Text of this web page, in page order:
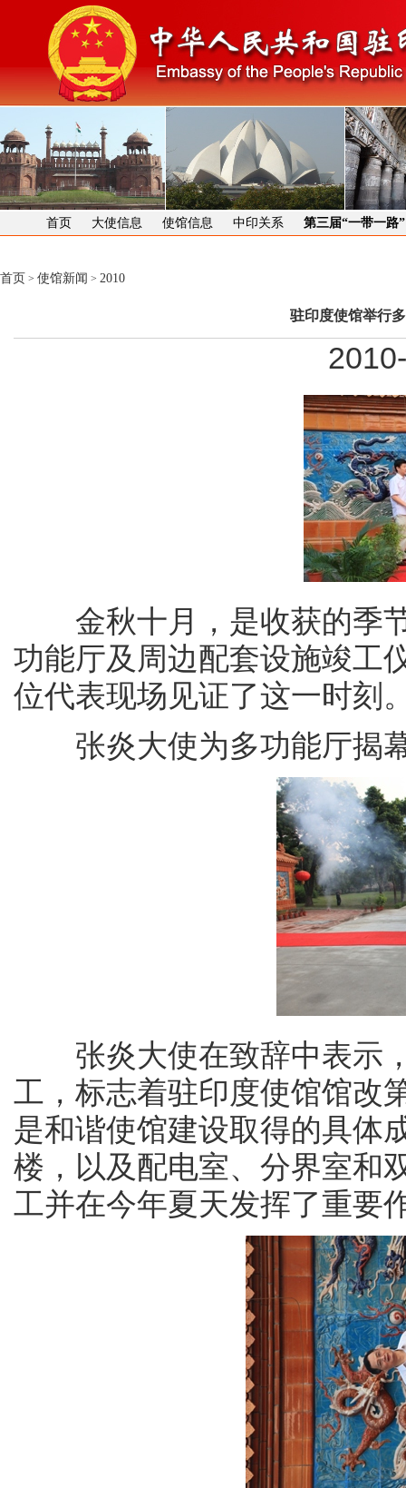
首页 大使信息 使馆信息 中印关系 第三届“一带一路
首页 > 使馆新闻 > 2010
驻印度使馆举行
金秋十月，是收获的季节
功能厅及周边配套设施竣工
位代表现场见证了这一时刻
张炎大使为多功能厅揭幕
张炎大使在致辞中表示，
工，标志着驻印度使馆馆改
是和谐使馆建设取得的具体
楼，以及配电室、分界室和
工并在今年夏天发挥了重要